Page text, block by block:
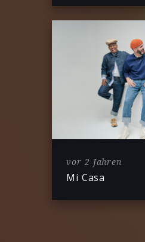
vor 2 Jahren
Mi Casa